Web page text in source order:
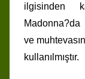
ilgisinden
Madonna?da
ve
kullanılmıştır.